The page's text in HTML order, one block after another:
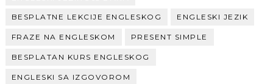
BESPLATNE LEKCIJE ENGLESKOG ENGLESKI JEZIK
FRAZE NA ENGLESKOM PRESENT SIMPLE
BESPLATAN KURS ENGLESKOG
ENGLESKI SA IZGOVOROM